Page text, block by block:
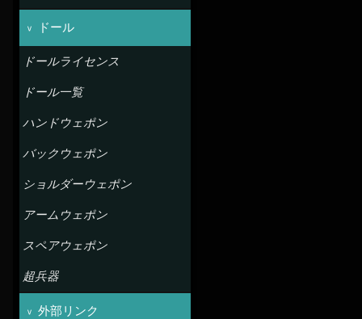
ドール
ドールライセンス
ドール一覧
ハンドウェポン
バックウェポン
ショルダーウェポン
アームウェポン
スペアウェポン
超兵器
外部リンク